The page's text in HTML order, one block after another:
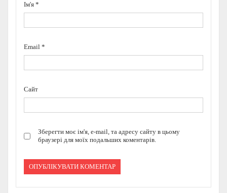
Ім'я *
Email *
Сайт
Зберегти моє ім'я, e-mail, та адресу сайту в цьому
браузері для моїх подальших коментарів.